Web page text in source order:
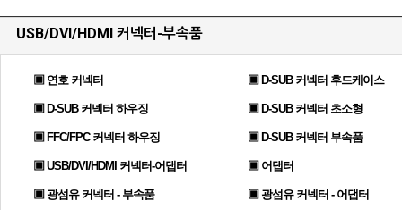
USB/DVI/HDMI 커넥터-부속품
▣ 연호 커넥터 ▣ D-SUB 커넥터 후드케이스
▣ D-SUB 커넥터 하우징 ▣ D-SUB 커넥터 초소형
▣ FFC/FPC 커넥터 하우징 ▣ D-SUB 커넥터 부속품
▣ USB/DVI/HDMI 커넥터-어댑터 ▣ 어댑터
▣ 광섬유 커넥터 - 부속품 ▣ 광섬유 커넥터 - 어댑터